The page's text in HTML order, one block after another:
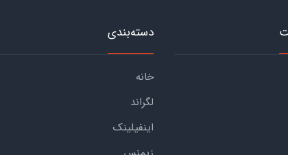
دسته‌بندی
خانه
لگراند
اینفیلینک